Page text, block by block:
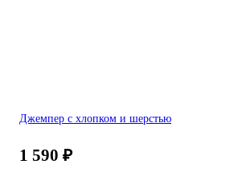
Джемпер с хлопком и шерстью
1 590 ₽